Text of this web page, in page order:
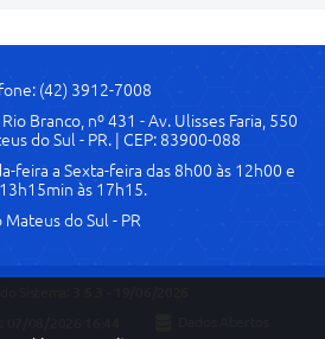
(42) 3912-7008
Branco, nº 431 - Av. Ulisses Faria, 550
do Sul - PR. | CEP: 83900-088
feira a Sexta-feira das 8h00 às 12h00 e
às 17h15.
Mateus do Sul - PR